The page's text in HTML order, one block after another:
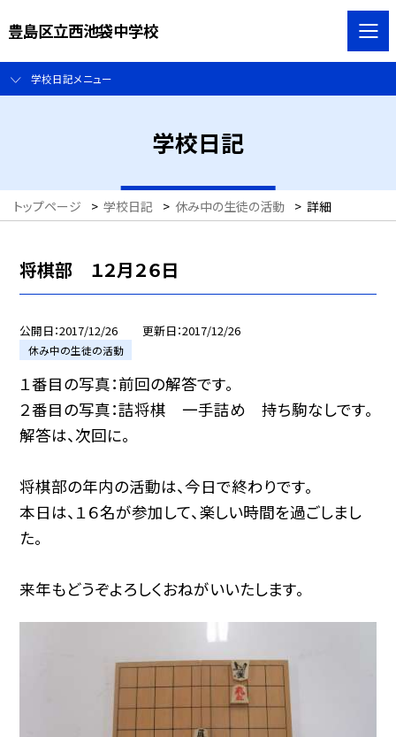
豊島区立西池袋中学校
学校日記メニュー
学校日記
トップページ > 学校日記 > 休み中の生徒の活動 > 詳細
将棋部 １２月２６日
公開日 2017/12/26 更新日 2017/12/26
休み中の生徒の活動
１番目の写真：前回の解答です。
２番目の写真：詰将棋 一手詰め 持ち駒なしです。
解答は、次回に。
将棋部の年内の活動は、今日で終わりです。
本日は、１６名が参加して、楽しい時間を過ごしまし
た。
来年もどうぞよろしくおねがいいたします。